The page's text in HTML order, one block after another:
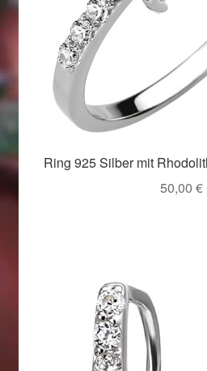
Ring 925 Silber mit
50,00 €